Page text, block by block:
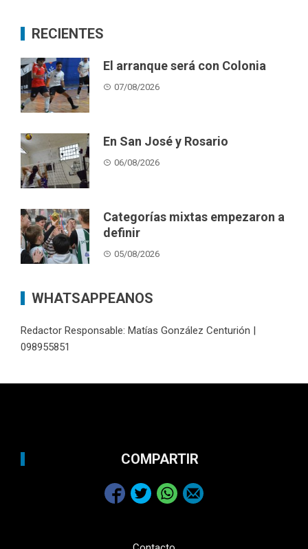
RECIENTES
El arranque será con Colonia
07/08/2026
En San José y Rosario
06/08/2026
Categorías mixtas empezaron a
definir
05/08/2026
WHATSAPPEANOS
Redactor Responsable: Matías González Centurión |
098955851
COMPARTIR